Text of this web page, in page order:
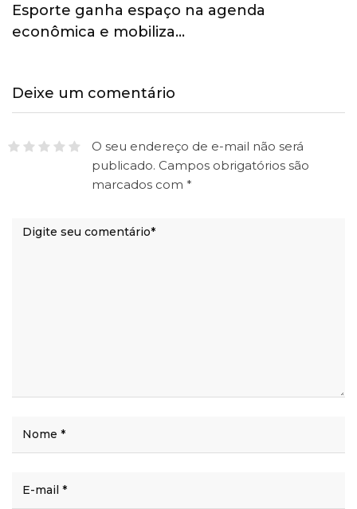
Esporte ganha espaço na agenda
econômica e mobiliza…
Deixe um comentário
O seu endereço de e-mail não será
publicado. Campos obrigatórios são
marcados com *